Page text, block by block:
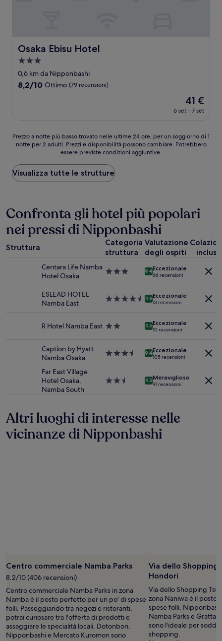
Osaka Ebisu Hotel
Osaka Ebisu Hotel
Struttura
a
3.0
0,6 km da Nipponbashi
8.2
8,2/10 Ottimo (79 recensioni)
Il
prezzo
41 €
41 €
6 set - 7 set
Prezzo
più
basso
trovato
24
ore,
per
un
soggiorno
di
disponibilità
Potrebbero
condizioni
aggiuntive.
Prezzo a notte più basso trovato nelle ultime 24 ore, per un soggiorno di 1
notte per 2 adulti. Prezzi e disponibilità possono cambiare. Potrebbero
essere previste condizioni aggiuntive.
Visualizza tutte le strutture
Confronta gli hotel più popolari
nei pressi di Nipponbashi
Struttura
Categoria
struttura
Valutazione
degli ospiti
inclusa
Centara Life Namba
Hotel Osaka
Struttura
stelle
9.4Eccezionale
66 recensioni
ESLEAD HOTEL
Namba East
Struttura
stelle
9.8Eccezionale
13 recensioni
R Hotel Namba East Struttura
stelle
9.6Eccezionale
10 recensioni
Caption by Hyatt
Namba Osaka
Struttura
stelle
9.4Eccezionale
105 recensioni
Far East Village
Hotel Osaka,
Namba South
Struttura
9.2Meraviglioso
91 recensioni
Altri luoghi di interesse nelle
vicinanze di Nipponbashi
Centro commerciale Namba Parks
8.2/10 (406 recensioni)
Centro commerciale Namba Parks in zona
Namba è il posto perfetto per un po' di spese
folli. Passeggiando tra negozi e ristoranti,
potrai curiosare tra l'offerta di prodotti e
assaggiare le specialità locali. Dotonbori,
Nipponbashi e Mercato Kuromon sono
Via dello Shopping
Hondori
Via dello Shopping
zona Naniwa è il
spese folli.
Namba Parks e
sono l'ideale per
shopping.